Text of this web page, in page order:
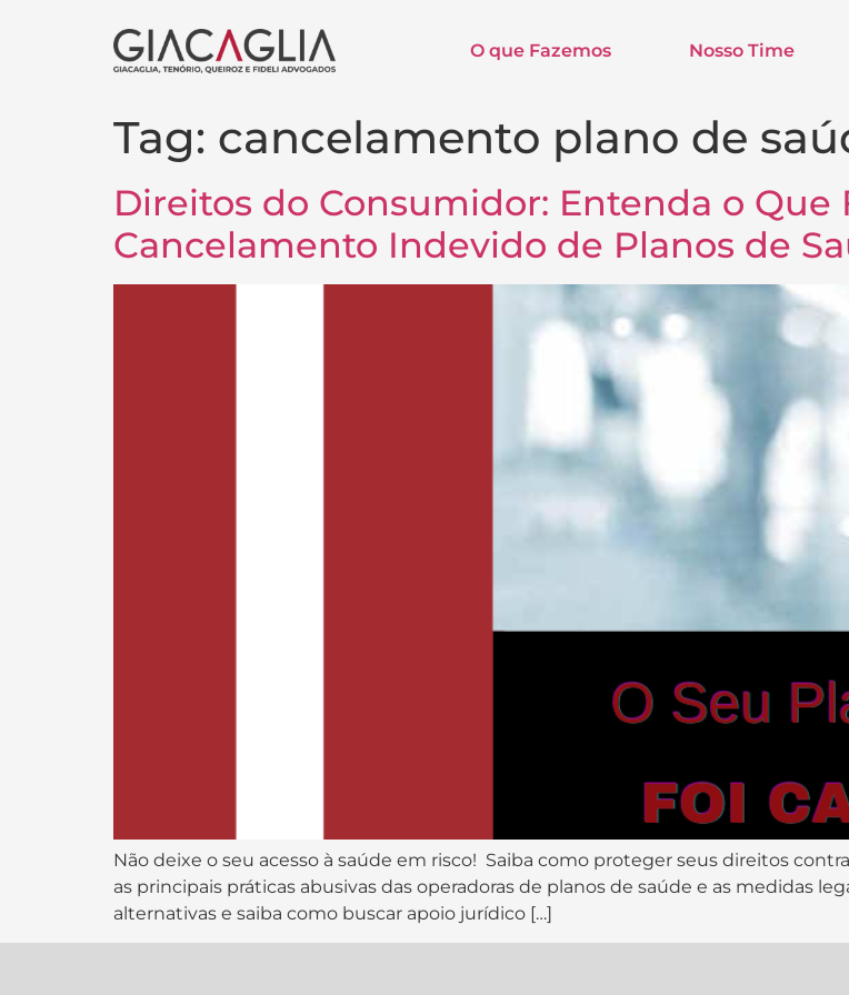
O que Fazemos Nosso Time
Tag: cancelamento plano de
Direitos do Consumidor: Entenda o Que
Cancelamento Indevido de Planos de
Não deixe o seu acesso à saúde em risco! Saiba como proteger seus direitos
as principais práticas abusivas das operadoras de planos de saúde e as medidas
alternativas e saiba como buscar apoio jurídico […]